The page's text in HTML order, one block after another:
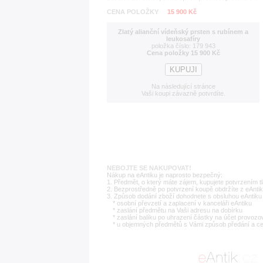
CENA POLOŽKY
15 900 Kč
Zlatý alianční vídeňský prsten s rubínem a
leukosafíry
položka číslo: 179 943
Cena položky 15 900 Kč
Na následující stránce
Vaši koupi závazně potvrdíte.
NEBOJTE SE NAKUPOVAT!
Nákup na eAntiku je naprosto bezpečný:
1. Předmět, o který máte zájem, kupujete potvrzením
2. Bezprostředně po potvrzení koupě obdržíte z
3. Způsob dodání zboží dohodnete s obsluhou
* osobní převzetí a zaplacení v kanceláři eAntiku
* zaslání předmětu na Vaši adresu na dobírku
* zaslání balíku po uhrazení částky na účet
* u objemných předmětů s Vámi způsob předání a